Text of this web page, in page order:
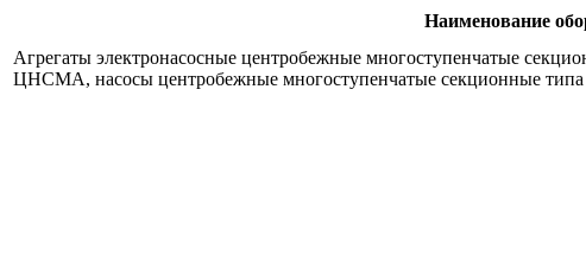
Наименование
Агрегаты электронасосные центробежные многоступенчатые
ЦНСМА, насосы центробежные многоступенчатые секционные